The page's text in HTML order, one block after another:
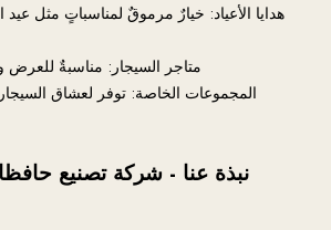
هدايا الأعياد: خيارٌ مرموقٌ لمناسباتٍ مثل عيد
متاجر السيجار: مناسبةٌ للعرض
المجموعات الخاصة: توفر لعشاق
نبذة عنا - شركة تصنيع